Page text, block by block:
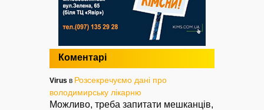
Коментарі
Virus в Розсекречуємо дані про
володимирську лікарню
Можливо, треба запитати мешканців,